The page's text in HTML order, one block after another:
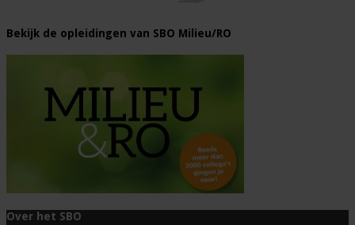
Bekijk de opleidingen van SBO Milieu/RO
Over het SBO